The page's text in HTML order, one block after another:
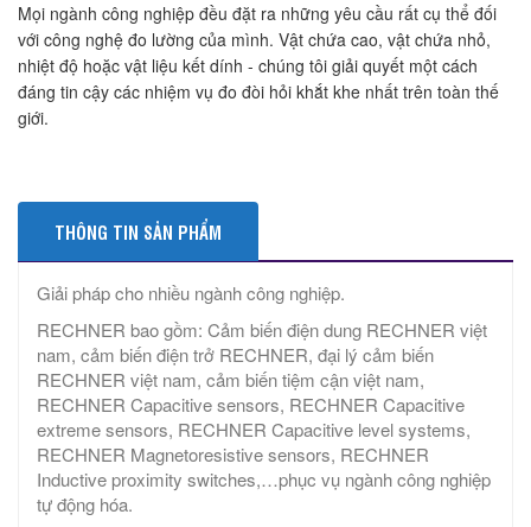
Mọi ngành công nghiệp đều đặt ra những yêu cầu rất cụ thể đối
với công nghệ đo lường của mình. Vật chứa cao, vật chứa nhỏ,
nhiệt độ hoặc vật liệu kết dính - chúng tôi giải quyết một cách
đáng tin cậy các nhiệm vụ đo đòi hỏi khắt khe nhất trên toàn thế
giới.
THÔNG TIN SẢN PHẨM
Giải pháp cho nhiều ngành công nghiệp.
RECHNER bao gồm: Cảm biến điện dung RECHNER việt
nam, cảm biến điện trở RECHNER, đại lý cảm biến
RECHNER việt nam, cảm biến tiệm cận việt nam,
RECHNER Capacitive sensors, RECHNER Capacitive
extreme sensors, RECHNER Capacitive level systems,
RECHNER Magnetoresistive sensors, RECHNER
Inductive proximity switches,…phục vụ ngành công nghiệp
tự động hóa.